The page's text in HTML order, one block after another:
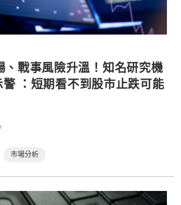
、戰事風險升溫！知名研究機
：短期看不到股市止跌可能
市場分析